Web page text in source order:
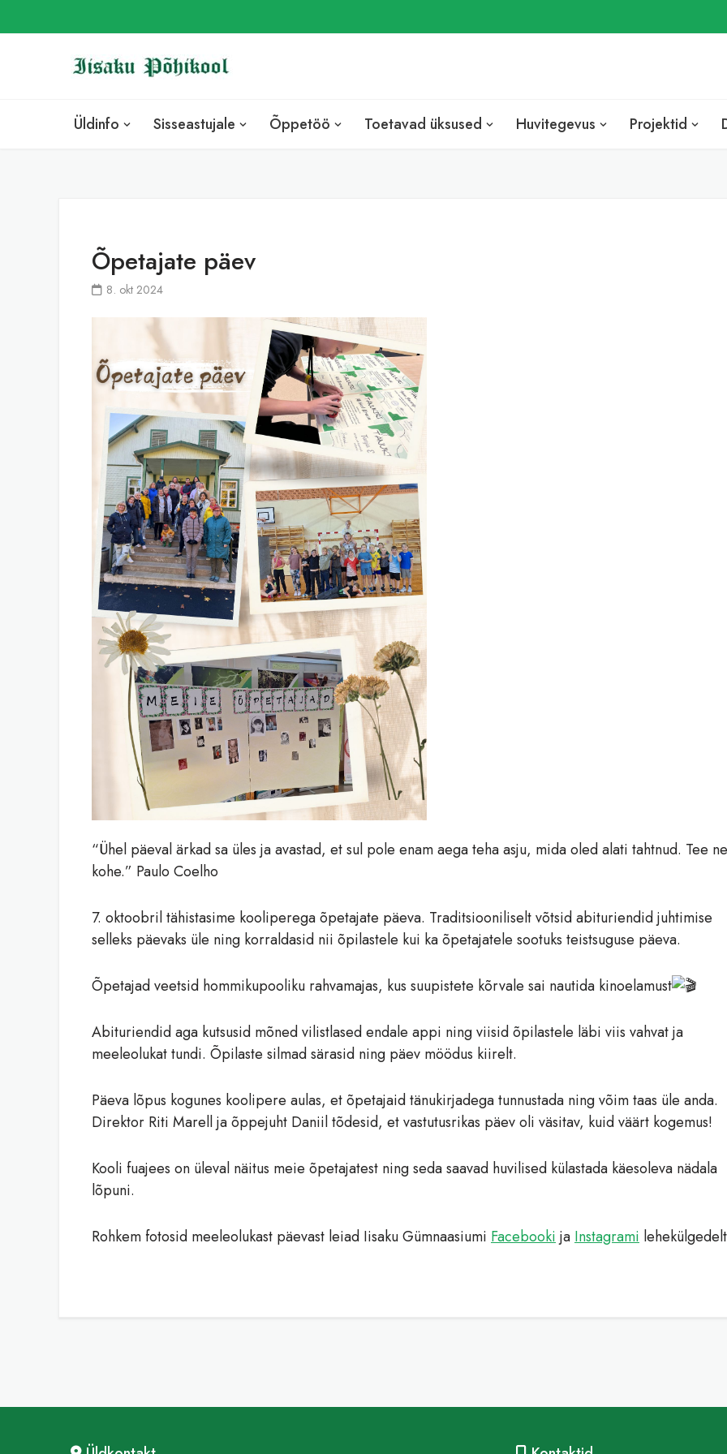
Üldinfo Sisseastujale Õppetöö Toetavad üksused Huvitegevus Projektid
Õpetajate päev
8. okt 2024
“Ühel päeval ärkad sa üles ja avastad, et sul pole enam aega teha asju, mida oled alati tahtnud. Tee
kohe.” Paulo Coelho
7. oktoobril tähistasime kooliperega õpetajate päeva. Traditsiooniliselt võtsid abituriendid juhtimise
selleks päevaks üle ning korraldasid nii õpilastele kui ka õpetajatele sootuks teistsuguse päeva.
Õpetajad veetsid hommikupooliku rahvamajas, kus suupistete kõrvale sai nautida kinoelamust
Abituriendid aga kutsusid mõned vilistlased endale appi ning viisid õpilastele läbi viis vahvat ja
meeleolukat tundi. Õpilaste silmad särasid ning päev möödus kiirelt.
Päeva lõpus kogunes koolipere aulas, et õpetajaid tänukirjadega tunnustada ning võim taas üle anda.
Direktor Riti Marell ja õppejuht Daniil tõdesid, et vastutusrikas päev oli väsitav, kuid väärt kogemus!
Kooli fuajees on üleval näitus meie õpetajatest ning seda saavad huvilised külastada käesoleva nädala
lõpuni.
Rohkem fotosid meeleolukast päevast leiad Iisaku Gümnaasiumi Facebooki ja Instagrami